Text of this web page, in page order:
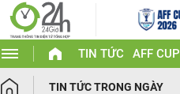
TIN TỨC AFF CUP
TIN TỨC TRONG NGÀY